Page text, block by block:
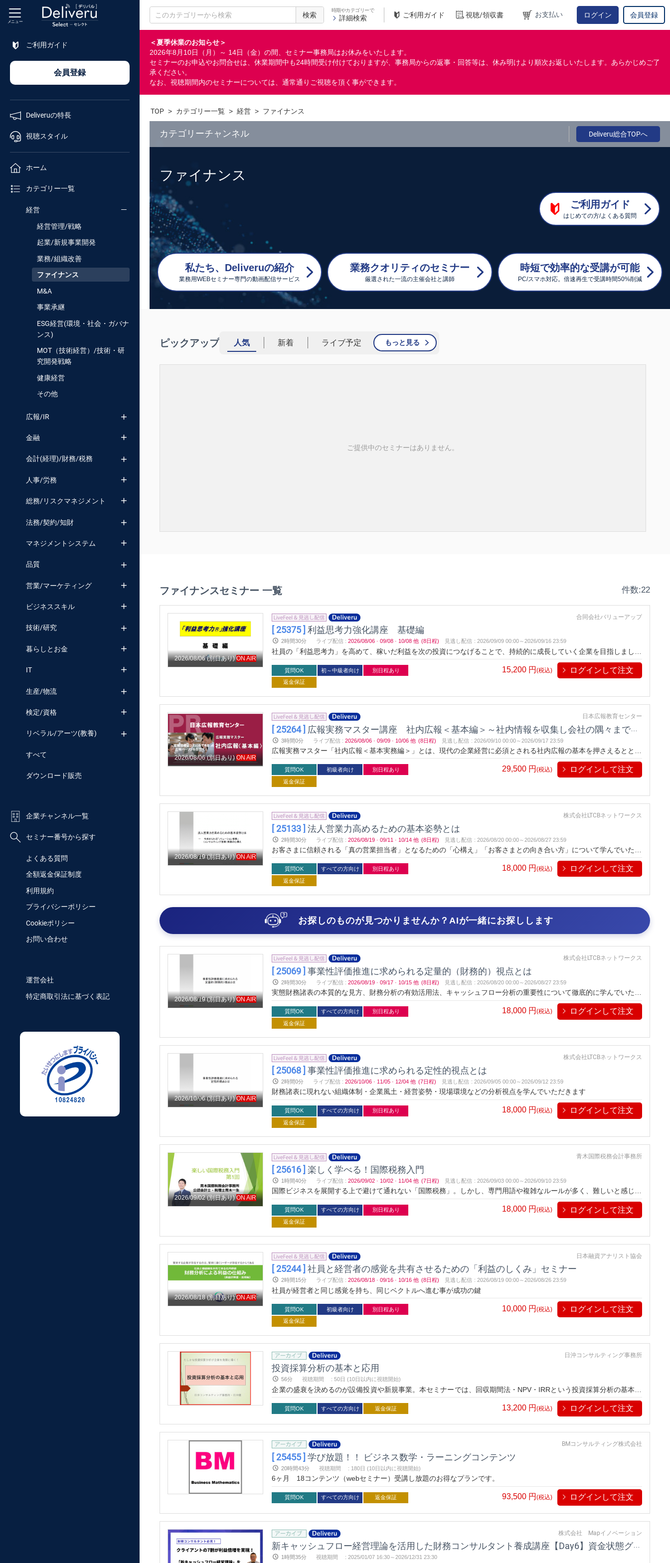
検索
時期やカテゴリーで
詳細検索 ご利用ガイド 視聴/領収書 お支払い ログイン 会員登録
＜夏季休業のお知らせ＞
2026年8月10日（月）～ 14日（金）の間、セミナー事務局はお休みをいたします。
セミナーのお申込やお問合せは、休業期間中も24時間受け付けておりますが、事務局からの返事・回答等は、休み明けより順次お返しいたします。あらかじめご了
承ください。
なお、視聴期間内のセミナーについては、通常通りご視聴を頂く事ができます。
メニュー
ご利用ガイド
会員登録
Deliveruの特長
視聴スタイル
ホーム
カテゴリー一覧
経営
経営管理/戦略
起業/新規事業開発
業務/組織改善
ファイナンス
M&A
事業承継
ESG経営(環境・社会・ガバナ
ンス)
MOT（技術経営）/技術・研
究開発戦略
健康経営
その他
広報/IR
金融
会計(経理)/財務/税務
人事/労務
総務/リスクマネジメント
法務/契約/知財
マネジメントシステム
品質
営業/マーケティング
ビジネススキル
技術/研究
暮らしとお金
IT
生産/物流
検定/資格
リベラル/アーツ(教養)
すべて
ダウンロード販売
企業チャンネル一覧
セミナー番号から探す
よくある質問
全額返金保証制度
利用規約
プライバシーポリシー
Cookieポリシー
お問い合わせ
運営会社
特定商取引法に基づく表記
企業
チャンネル
TOP > カテゴリー一覧 > 経営 > ファイナンス
カテゴリーチャンネル Deliveru総合TOPへ
ファイナンス
ご利用ガイド
はじめての方/よくある質問
私たち、Deliveruの紹介
業務用WEBセミナー専門の動画配信サービス
業務クオリティのセミナー
厳選された一流の主催会社と講師
時短で効率的な受講が可能
PC/スマホ対応。倍速再生で受講時間50%削減
ピックアップ 人気 新着 ライブ予定 もっと見る
ご提供中のセミナーはありません。
ファイナンスセミナー 一覧 件数:22
2026/08/06 (別日あり) ON AIR
合同会社バリューアップ
[ 25375 ]利益思考力強化講座 基礎編
2時間30分 ライブ配信 : 2026/08/06 · 09/08 · 10/08 他 (8日程) 見逃し配信 : 2026/09/09 00:00～2026/09/16 23:59
社員の「利益思考力」を高めて、稼いだ利益を次の投資につなげることで、持続的に成長していく企業を目指しましょ
う。
質問OK 初～中級者向け
別日程あり
返金保証
15,200 円(税込) ログインして注文
2026/08/06 (別日あり) ON AIR
日本広報教育センター
[ 25264 ] 広報実務マスター講座 社内広報＜基本編＞～社内情報を収集し会社の隅々まで伝達する～
3時間0分 ライブ配信 : 2026/08/06 · 09/09 · 10/06 他 (8日程) 見逃し配信 : 2026/09/10 00:00～2026/09/17 23:59
広報実務マスター「社内広報＜基本実務編＞」とは、現代の企業経営に必須とされる社内広報の基本を押さえるととも
に最新の手法とその具体的な展開方法をわかりやすく解説する講座です。従来の社内報などのツールに加え新しいツー
ルを知り、社員との多岐にわたるコミュニケーション手法を学ぶことで、すぐに実践できるようになります。社内広報
は企業が社員に対して社内の情報を共有するために実施する広報活動です。社内のコミュニケーションを円滑にするた
めの必要不可欠な手法です。この社内広報を機能させることで、より社員としての意識を自覚し、その会社の一員とし
ての行動を促します。企業と社員の信頼関係を深め、最終的には企業の組織を強化につながります。
質問OK 初級者向け
別日程あり
返金保証
29,500 円(税込) ログインして注文
2026/08/19 (別日あり) ON AIR
株式会社LTCBネットワークス
[ 25133 ]法人営業力高めるための基本姿勢とは
2時間30分 ライブ配信 : 2026/08/19 · 09/11 · 10/14 他 (8日程) 見逃し配信 : 2026/08/20 00:00～2026/08/27 23:59
お客さまに信頼される「真の営業担当者」となるための「心構え」「お客さまとの向き合い方」について学んでいただ
きます
質問OK すべての方向け
別日程あり
返金保証
18,000 円(税込) ログインして注文
お探しのものが見つかりませんか？AIが一緒にお探しします
2026/08/19 (別日あり) ON AIR
株式会社LTCBネットワークス
[ 25069 ]事業性評価推進に求められる定量的（財務的）視点とは
2時間30分 ライブ配信 : 2026/08/19 · 09/17 · 10/15 他 (8日程) 見逃し配信 : 2026/08/20 00:00～2026/08/27 23:59
実態財務諸表の本質的な見方、財務分析の有効活用法、キャッシュフロー分析の重要性について徹底的に学んでいただ
いた上で、ケーススタディを通じてより習得度を高めていただきます。
質問OK すべての方向け
別日程あり
返金保証
18,000 円(税込) ログインして注文
2026/10/06 (別日あり) ON AIR
株式会社LTCBネットワークス
[ 25068 ]事業性評価推進に求められる定性的視点とは
2時間0分 ライブ配信 : 2026/10/06 · 11/05 · 12/04 他 (7日程) 見逃し配信 : 2026/09/05 00:00～2026/09/12 23:59
財務諸表に現れない組織体制・企業風土・経営姿勢・現場環境などの分析視点を学んでいただきます
質問OK すべての方向け
別日程あり
返金保証
18,000 円(税込) ログインして注文
2026/09/02 (別日あり) ON AIR
青木国際税務会計事務所
[ 25616 ]楽しく学べる！国際税務入門
1時間40分 ライブ配信 : 2026/09/02 · 10/02 · 11/04 他 (7日程) 見逃し配信 : 2026/09/03 00:00～2026/09/10 23:59
国際ビジネスを展開する上で避けて通れない「国際税務」。しかし、専門用語や複雑なルールが多く、難しいと感じる
方も多いのではないでしょうか？本セミナーでは、初心者でも理解しやすいように、国際税務の基本から実務で役立つ
知識まで、具体的な事例を交えながら解説します。グローバル市場での事業展開をスムーズに進めるために、今こそ国
際税務を楽しく学びましょう！
質問OK すべての方向け
別日程あり
返金保証
18,000 円 (税込) ログインして注文
2026/08/18 (別日あり) ON AIR
日本融資アナリスト協会
[ 25244 ]社員と経営者の感覚を共有させるための「利益のしくみ」セミナー
2時間15分 ライブ配信 : 2026/08/18 · 09/16 · 10/16 他 (8日程) 見逃し配信 : 2026/08/19 00:00～2026/08/26 23:59
社員が経営者と同じ感覚を持ち、同じベクトルへ進む事が成功の鍵
質問OK 初級者向け
別日程あり
返金保証
10,000 円(税込) ログインして注文
日沖コンサルティング事務所
投資採算分析の基本と応用
56分 視聴期間 : 50日 (10日以内に視聴開始)
企業の盛衰を決めるのが設備投資や新規事業。本セミナーでは、回収期間法・NPV・IRRという投資採算分析の基本と
演習問題を使った応用を実践的に学びます。
質問OK すべての方向け 返金保証 13,200 円(税込) ログインして注文
BMコンサルティング株式会社
[ 25455 ]学び放題！！ ビジネス数学・ラーニングコンテンツ
20時間43分 視聴期間 : 180日 (10日以内に視聴開始)
6ヶ月 18コンテンツ（webセミナー）受講し放題のお得なプランです。
質問OK すべての方向け 返金保証 93,500 円(税込) ログインして注文
株式会社 Mapイノベーション
新キャッシュフロー経営理論を活用した財務コンサルタント養成講座【Day6】資金状態グラフから見る粉飾と新キャッシュフロー経営理論から見る企業価値評価
1時間35分 視聴期間 : 2025/01/07 16:30～2026/12/31 23:30